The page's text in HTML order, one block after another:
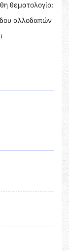
θεματολογία:
αλλοδαπών